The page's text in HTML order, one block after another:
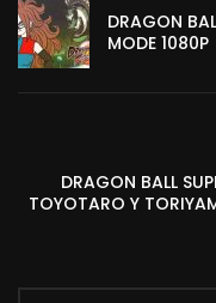
DRAGON
MODE 1080P
DRAGON BALL
TOYOTARO Y